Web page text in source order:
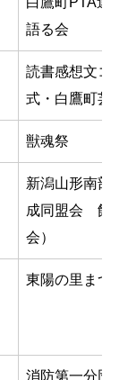
語る会
読書感想文コ
式・白鷹町芸
獣魂祭
新潟山形南部
成同盟会 飯豊
会）
東陽の里まつり
消防第一分団